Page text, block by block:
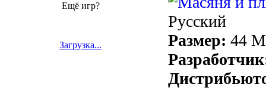
Ещё игр?
Загрузка...
Русский
Размер: 44